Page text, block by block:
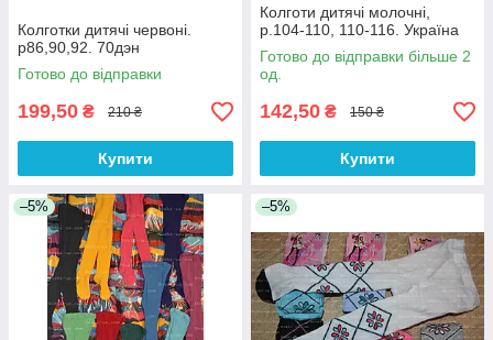
Колготки дитячі червоні.
р86,90,92. 70дэн
Готово до відправки
199,50 ₴ 210 ₴
Купити
Колготи дитячі молочні,
р.104-110, 110-116. Україна
Готово до відправки більше 2
од.
142,50 ₴ 150 ₴
Купити
–5% –5%